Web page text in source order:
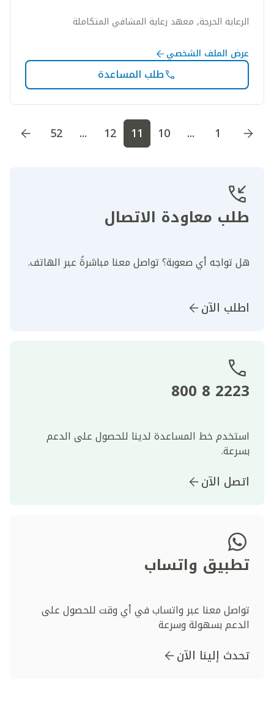
الرعاية الحرجة, معهد رعاية المشافي المتكاملة
عرض الملف الشخصي
طلب المساعدة
اذهب إلى الصفحة 1اذهب إلى الصفحة اذهب إلى 1
...
10
11
12
...
52
طلب معاودة الاتصال
هل تواجه أي صعوبة؟ تواصل معنا مباشرةً عبر الهاتف.
اطلب الآن
2223 8 800
استخدم خط المساعدة لدينا للحصول على الدعم
بسرعة.
اتصل الآن
تطبيق واتساب
تواصل معنا عبر واتساب في أي وقت للحصول على
الدعم بسهولة وسرعة
تحدث إلينا الآن